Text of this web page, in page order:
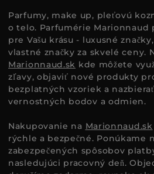
Parfumy, make up, pleťovú
o telo. Parfumérie Marionnaud
pre Vašu krásu - luxusné
vlastné značky za skvelé ceny.
Marionnaud.sk kde môžete
zľavy, objaviť nové produkty
bezplatných vzoriek a
vernostných bodov a odmien.
Nakupovanie na Marionnaud.sk
rýchle a bezpečné. Ponúkame
zabezpečených spôsobov
nasledujúci pracovný deň.